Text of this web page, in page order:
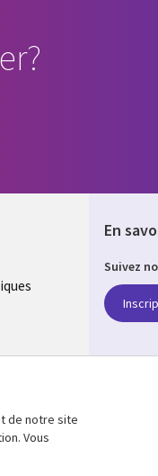
En
Suivez
Social
de notre site
Vous